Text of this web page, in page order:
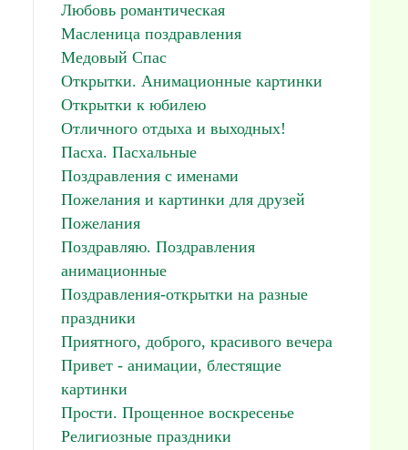
Любовь романтическая
Масленица поздравления
Медовый Спас
Открытки. Анимационные картинки
Открытки к юбилею
Отличного отдыха и выходных!
Пасха. Пасхальные
Поздравления с именами
Пожелания и картинки для друзей
Пожелания
Поздравляю. Поздравления
анимационные
Поздравления-открытки на разные
праздники
Приятного, доброго, красивого вечера
Привет - анимации, блестящие
картинки
Прости. Прощенное воскресенье
Религиозные праздники